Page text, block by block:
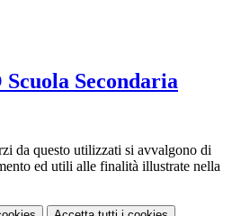
Secondaria
da questo utilizzati si avvalgono di
ed utili alle finalità illustrate nella